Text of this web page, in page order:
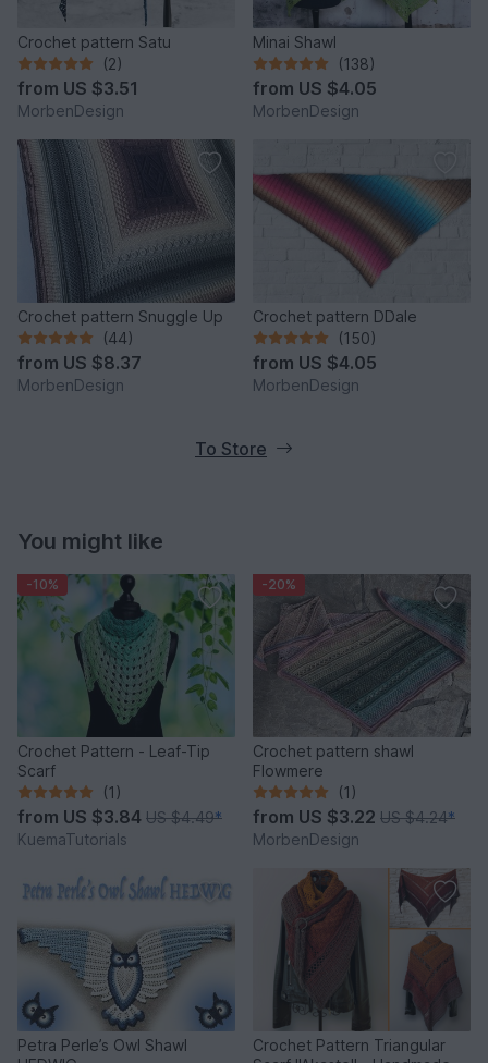
Crochet pattern Satu
(2)
from US $3.51
MorbenDesign
Minai Shawl
(138)
from US $4.05
MorbenDesign
Crochet pattern Snuggle Up
(44)
from US $8.37
MorbenDesign
Crochet pattern DDale
(150)
from US $4.05
MorbenDesign
To Store
You might like
-10%
Crochet Pattern - Leaf-Tip
Scarf
(1)
from US $3.84 US $4.49*
KuemaTutorials
-20%
Crochet pattern shawl
Flowmere
(1)
from US $3.22 US $4.24*
MorbenDesign
Petra Perle’s Owl Shawl
Crochet Pattern Triangular